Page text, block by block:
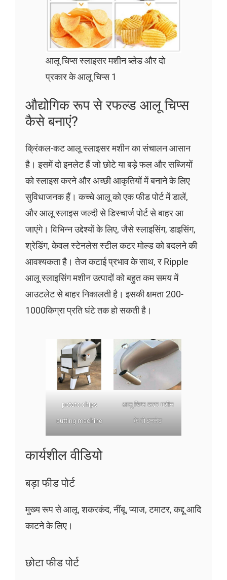
आलू चिप्स स्लाइसर मशीन ब्लेड और दो
प्रकार के आलू चिप्स 1
औद्योगिक रूप से रफल्ड आलू चिप्स
कैसे बनाएं?
क्रिंकल-कट आलू स्लाइसर मशीन का संचालन आसान
है। इसमें दो इनलेट हैं जो छोटे या बड़े फल और सब्जियों
को स्लाइस करने और अच्छी आकृतियों में बनाने के लिए
सुविधाजनक हैं। कच्चे आलू को एक फीड पोर्ट में डालें,
और आलू स्लाइस जल्दी से डिस्चार्ज पोर्ट से बाहर आ
जाएंगे। विभिन्न उद्देश्यों के लिए, जैसे स्लाइसिंग, डाइसिंग,
श्रेडिंग, केवल स्टेनलेस स्टील कटर मोल्ड को बदलने की
आवश्यकता है। तेज कटाई प्रभाव के साथ, र Ripple
आलू स्लाइसिंग मशीन उत्पादों को बहुत कम समय में
आउटलेट से बाहर निकालती है। इसकी क्षमता 200-
1000किग्रा प्रति घंटे तक हो सकती है।
potato chips
cutting machine
आलू चिप्स कटर मशीन
के दो इनलेट
कार्यशील वीडियो
बड़ा फीड पोर्ट
मुख्य रूप से आलू, शकरकंद, नींबू, प्याज, टमाटर, कद्दू आदि
काटने के लिए।
छोटा फीड पोर्ट